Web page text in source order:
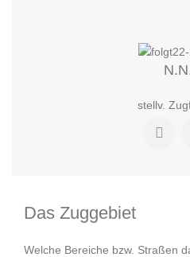
stellv.
Das Zuggebiet
Welche Bereiche bzw. Straßen